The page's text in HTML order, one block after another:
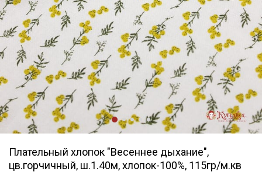
Плательный хлопок "Весеннее дыхание",
цв.горчичный, ш.1.40м, хлопок-100%, 115гр/м.кв